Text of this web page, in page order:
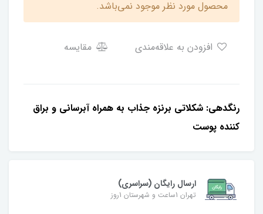
محصول مورد نظر موجود نمی‌باشد.
مقایسه
رنگدهی: شکلاتی برنزه جذاب به همراه آبرسانی و براق
کننده پوست
ارسال رایگان (سراسری)
تهران 1ساعت و شهرستان 1روز